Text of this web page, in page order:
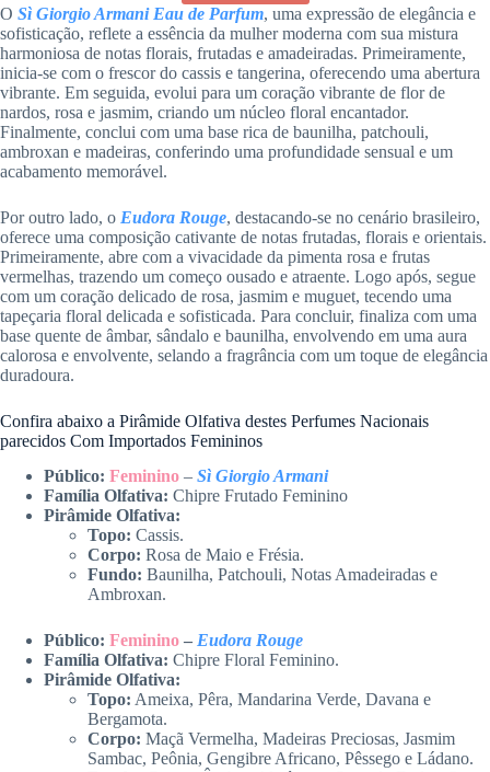
O Sì Giorgio Armani Eau de Parfum, uma expressão de elegância e
sofisticação, reflete a essência da mulher moderna com sua mistura
harmoniosa de notas florais, frutadas e amadeiradas. Primeiramente,
inicia-se com o frescor do cassis e tangerina, oferecendo uma abertura
vibrante. Em seguida, evolui para um coração vibrante de flor de
nardos, rosa e jasmim, criando um núcleo floral encantador.
Finalmente, conclui com uma base rica de baunilha, patchouli,
ambroxan e madeiras, conferindo uma profundidade sensual e um
acabamento memorável.
Por outro lado, o Eudora Rouge, destacando-se no cenário brasileiro,
oferece uma composição cativante de notas frutadas, florais e orientais.
Primeiramente, abre com a vivacidade da pimenta rosa e frutas
vermelhas, trazendo um começo ousado e atraente. Logo após, segue
com um coração delicado de rosa, jasmim e muguet, tecendo uma
tapeçaria floral delicada e sofisticada. Para concluir, finaliza com uma
base quente de âmbar, sândalo e baunilha, envolvendo em uma aura
calorosa e envolvente, selando a fragrância com um toque de elegância
duradoura.
Confira abaixo a Pirâmide Olfativa destes Perfumes Nacionais
parecidos Com Importados Femininos
Público: Feminino – Sì Giorgio Armani
Família Olfativa: Chipre Frutado Feminino
Pirâmide Olfativa:
Topo: Cassis.
Corpo: Rosa de Maio e Frésia.
Fundo: Baunilha, Patchouli, Notas Amadeiradas e
Ambroxan.
Público: Feminino – Eudora Rouge
Família Olfativa: Chipre Floral Feminino.
Pirâmide Olfativa:
Topo: Ameixa, Pêra, Mandarina Verde, Davana e
Bergamota.
Corpo: Maçã Vermelha, Madeiras Preciosas, Jasmim
Sambac, Peônia, Gengibre Africano, Pêssego e Ládano.